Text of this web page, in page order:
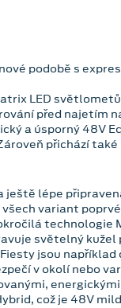
podobě s
LED
před najetím
a úsporný 48V
přichází také
ještě lépe
variant poprvé
technologie
světelný
jsou
v okolí nebo
což je 48V